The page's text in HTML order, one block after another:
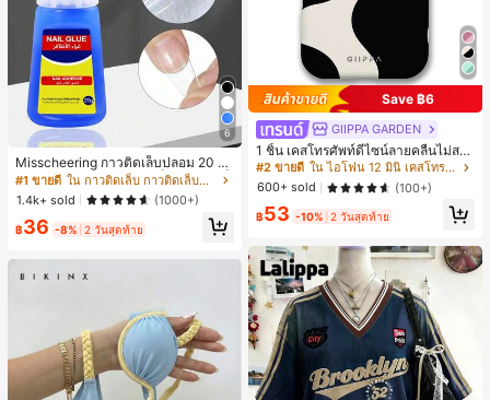
6
Misscheering กาวติดเล็บปลอม 20 กรั
ม แรงยึดสูง เจลสติกเกอร์เล็บนุ่ม แห้งเร็
ว เหมาะสำหรับผู้เริ่มต้นทำเล็บ ติดทนน
าน
#1 ขายดี
ใน กาวติดเล็บ กาวติดเล็บและสารยึดติด
1.4k+ sold
(1000+)
฿36 -8% 2 วันสุดท้าย
Save ฿6
GIIPPA GARDEN
1 ชิ้น เคสโทรศัพท์ดีไซน์ลายคลื่นไม่สม
มาตรสำหรับ Phone 17 Pro Max, เหม
าะสำหรับ Phone 16 Pro Max, 15 Pro
Max, 14 Pro Max, เคสโทรศัพท์สไตล์เ
กาหลีและน่าสนใจ, เข้ากันได้กับ 11/12/
13/14/15/16 Pro Max Plus, ดีไซน์หรู
ขวัญในอุดมคติสำหรับคริสต์มาส, วันว
าเลนไทน์, อีสเตอร์, ฤดูแต่งงานและวันเ
กิดสำหรับแฟนสาว
#2 ขายดี
ใน ไอโฟน 12 มินิ เคสโทรศัพท์แฟชั่น
600+ sold
(100+)
฿53 -10% 2 วันสุดท้าย